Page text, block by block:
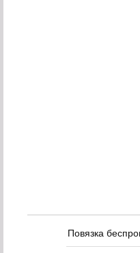
Повязка